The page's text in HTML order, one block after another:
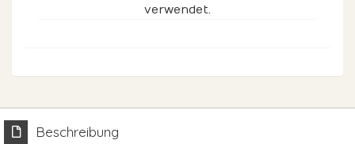
verwendet.
Beschreibung